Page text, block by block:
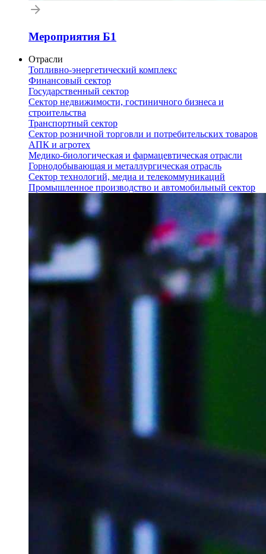
Мероприятия Б1
Отрасли
Топливно-энергетический комплекс
Финансовый сектор
Государственный сектор
Сектор недвижимости, гостиничного бизнеса и
строительства
Транспортный сектор
Сектор розничной торговли и потребительских товаров
АПК и агротех
Медико-биологическая и фармацевтическая отрасли
Горнодобывающая и металлургическая отрасль
Сектор технологий, медиа и телекоммуникаций
Промышленное производство и автомобильный сектор